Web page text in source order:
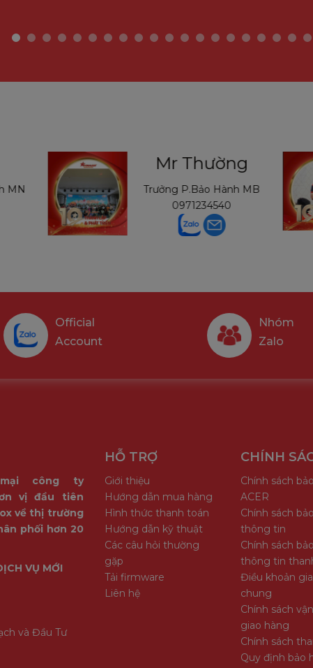
MN
Mr Thường
Trưởng P.Bảo Hành MB
0971234540
Official
Account
Nhóm
Zalo
công ty
vị đầu tiên
về thị trường
phối hơn 20
VỤ MỚI
và Đầu Tư
HỖ TRỢ
Giới thiệu
Hướng dẫn mua hàng
Hình thức thanh toán
Hướng dẫn kỹ thuật
Các câu hỏi thường
gặp
Tải firmware
Liên hệ
CHÍNH
Chính sách
ACER
Chính sách
thông tin
Chính sách
thông tin
Điều khoản
chung
Chính sách
giao hàng
Chính sách
Quy định bảo